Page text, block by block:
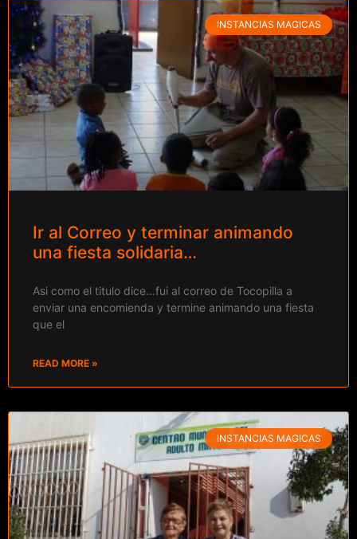
INSTANCIAS MAGICAS
Ir al Correo y terminar animando
una fiesta solidaria…
Asi como el titulo dice…fui al correo de Tocopilla a
enviar una encomienda y termine animando una fiesta
que el
READ MORE »
INSTANCIAS MAGICAS